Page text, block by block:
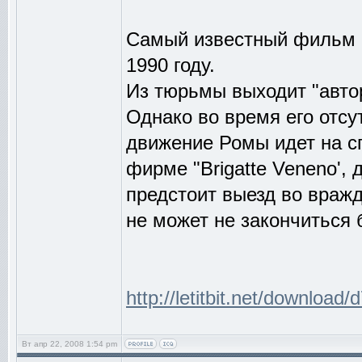
Самый известный фильм
1990 году.
Из тюрьмы выходит
Однако во время его
движение Ромы идет на
фирме "Brigatte Veneno',
предстоит выезд во
не может не закончиться
http://letitbit.net/download/
Вт апр 22, 2008 1:54 pm